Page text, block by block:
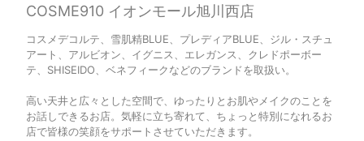
COSME910 イオンモール旭川西店
コスメデコルテ、雪肌精BLUE、プレディアBLUE、ジル・スチュ
アート、アルビオン、イグニス、エレガンス、クレドポーボー
テ、SHISEIDO、ベネフィークなどのブランドを取扱い。
高い天井と広々とした空間で、ゆったりとお肌やメイクのことを
お話しできるお店。気軽に立ち寄れて、ちょっと特別になれるお
店で皆様の笑顔をサポートさせていただきます。